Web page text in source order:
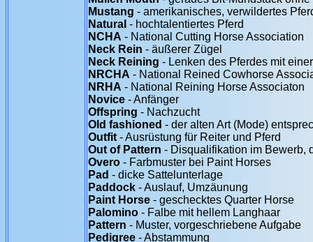
Mustang - amerikanisches, verwildertes
Natural - hochtalentiertes Pferd
NCHA - National Cutting Horse Association
Neck Rein - äußerer Zügel
Neck Reining - Lenken des Pferdes mit
NRCHA - National Reined Cowhorse
NRHA - National Reining Horse Associaton
Novice - Anfänger
Offspring - Nachzucht
Old fashioned - der alten Art (Mode)
Outfit - Ausrüstung für Reiter und Pferd
Out of Pattern - Disqualifikation im Bewerb,
Overo - Farbmuster bei Paint Horses
Pad - dicke Sattelunterlage
Paddock - Auslauf, Umzäunung
Paint Horse - geschecktes Quarter Horse
Palomino - Falbe mit hellem Langhaar
Pattern - Muster, vorgeschriebene Aufgabe
Pedigree - Abstammung